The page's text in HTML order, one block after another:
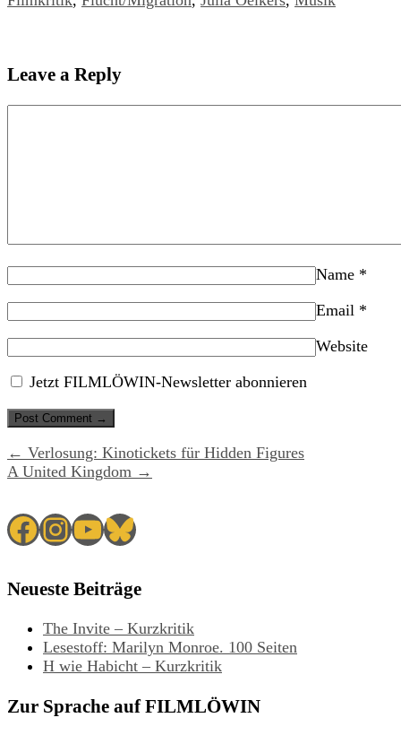
Leave a Reply
Name *
Email *
Website
Jetzt FILMLÖWIN-Newsletter abonnieren
← Verlosung: Kinotickets für Hidden Figures
A United Kingdom →
Facebook
Instagram
YouTube
Bluesky
Neueste Beiträge
The Invite – Kurzkritik
Lesestoff: Marilyn Monroe. 100 Seiten
H wie Habicht – Kurzkritik
Zur Sprache auf FILMLÖWIN